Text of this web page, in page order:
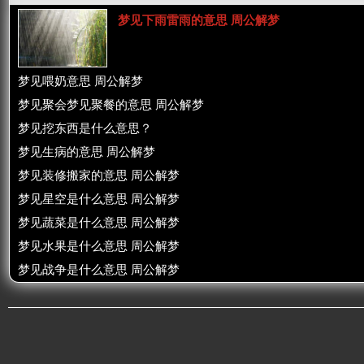
梦见下雨雷雨的意思 周公解梦
梦见喂奶意思 周公解梦
梦见聚会梦见聚餐的意思 周公解梦
梦见挖东西是什么意思？
梦见生病的意思 周公解梦
梦见装修搬家的意思 周公解梦
梦见星空是什么意思 周公解梦
梦见蔬菜是什么意思 周公解梦
梦见水果是什么意思 周公解梦
梦见战争是什么意思 周公解梦